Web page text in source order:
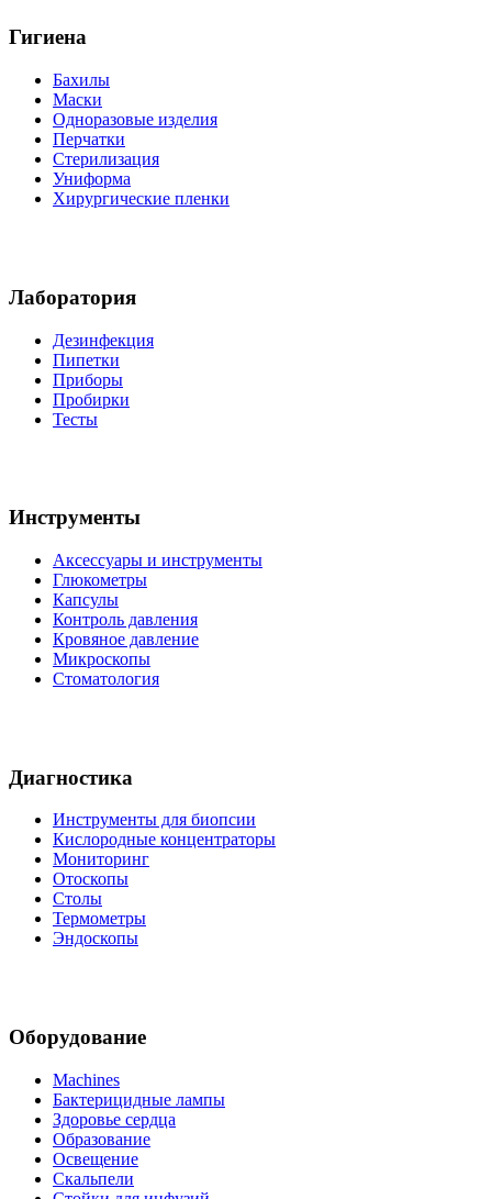
Гигиена
Бахилы
Маски
Одноразовые изделия
Перчатки
Стерилизация
Униформа
Хирургические пленки
Лаборатория
Дезинфекция
Пипетки
Приборы
Пробирки
Тесты
Инструменты
Аксессуары и инструменты
Глюкометры
Капсулы
Контроль давления
Кровяное давление
Микроскопы
Стоматология
Диагностика
Инструменты для биопсии
Кислородные концентраторы
Мониторинг
Отоскопы
Столы
Термометры
Эндоскопы
Оборудование
Machines
Бактерицидные лампы
Здоровье сердца
Образование
Освещение
Скальпели